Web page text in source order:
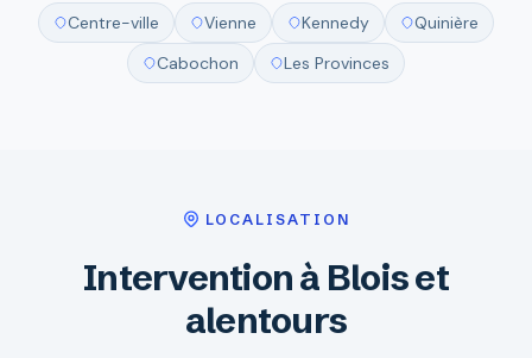
Centre-ville Vienne Kennedy
Quinière
Cabochon
Les Provinces
LOCALISATION
Intervention à Blois et
alentours